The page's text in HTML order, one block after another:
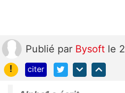
Publié par Bysoft le
!
citer